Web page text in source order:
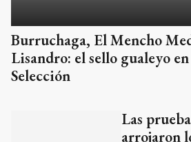
Burruchaga, El Mencho
Lisandro: el sello gualeyo
Selección
Las
arrojaron